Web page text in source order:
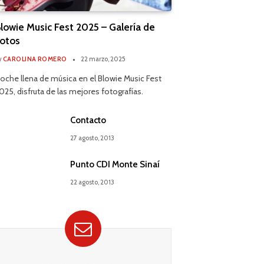
Music Fest 2025 – Galería de
CAROLINA ROMERO 22 marzo, 2025
llena de música en el Blowie Music Fest
disfruta de las mejores fotografías.
Contacto
27 agosto, 2013
Punto CDI Monte Sinaí
22 agosto, 2013